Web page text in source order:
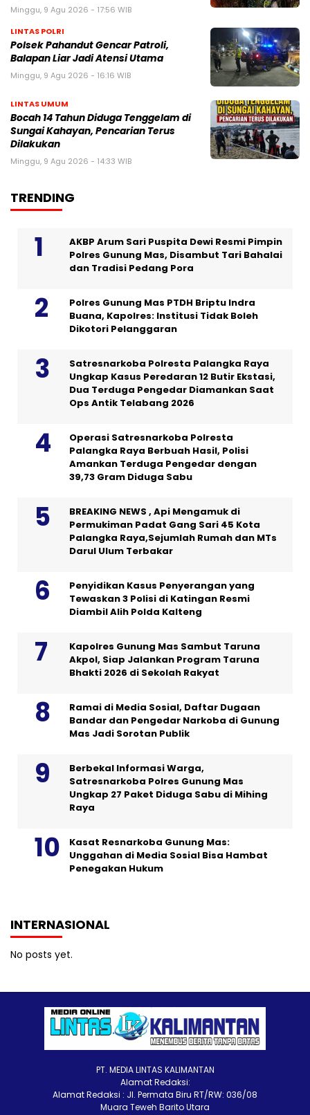
Minggu, 9 Agu 2026 - 17:56 WIB
LINTAS POLRI
Polsek Pahandut Gencar Patroli,
Balapan Liar Jadi Atensi Utama
Minggu, 9 Agu 2026 - 16:16 WIB
LINTAS UMUM
Bocah 14 Tahun Diduga Tenggelam di
Sungai Kahayan, Pencarian Terus
Dilakukan
Minggu, 9 Agu 2026 - 14:33 WIB
TRENDING
AKBP Arum Sari Puspita Dewi Resmi Pimpin
Polres Gunung Mas, Disambut Tari Bahalai
dan Tradisi Pedang Pora
Polres Gunung Mas PTDH Briptu Indra
Buana, Kapolres: Institusi Tidak Boleh
Dikotori Pelanggaran
Satresnarkoba Polresta Palangka Raya
Ungkap Kasus Peredaran 12 Butir Ekstasi,
Dua Terduga Pengedar Diamankan Saat
Ops Antik Telabang 2026
Operasi Satresnarkoba Polresta
Palangka Raya Berbuah Hasil, Polisi
Amankan Terduga Pengedar dengan
39,73 Gram Diduga Sabu
BREAKING NEWS , Api Mengamuk di
Permukiman Padat Gang Sari 45 Kota
Palangka Raya,Sejumlah Rumah dan MTs
Darul Ulum Terbakar
Penyidikan Kasus Penyerangan yang
Tewaskan 3 Polisi di Katingan Resmi
Diambil Alih Polda Kalteng
Kapolres Gunung Mas Sambut Taruna
Akpol, Siap Jalankan Program Taruna
Bhakti 2026 di Sekolah Rakyat
Ramai di Media Sosial, Daftar Dugaan
Bandar dan Pengedar Narkoba di Gunung
Mas Jadi Sorotan Publik
Berbekal Informasi Warga,
Satresnarkoba Polres Gunung Mas
Ungkap 27 Paket Diduga Sabu di Mihing
Raya
Kasat Resnarkoba Gunung Mas:
Unggahan di Media Sosial Bisa Hambat
Penegakan Hukum
INTERNASIONAL
No posts yet.
PT. MEDIA LINTAS KALIMANTAN
Alamat Redaksi:
Alamat Redaksi : Jl. Permata Biru RT/RW: 036/08
Muara Teweh Barito Utara